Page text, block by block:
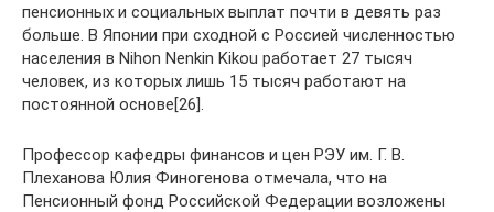
пенсионных и социальных выплат почти в девять раз
больше. В Японии при сходной с Россией численностью
населения в Nihon Nenkin Kikou работает 27 тысяч
человек, из которых лишь 15 тысяч работают на
постоянной основе[26].
Профессор кафедры финансов и цен РЭУ им. Г. В.
Плеханова Юлия Финогенова отмечала, что на
Пенсионный фонд Российской Федерации возложены